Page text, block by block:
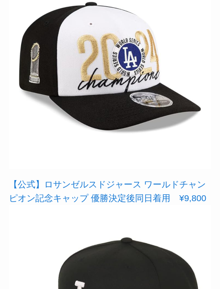
【公式】ロサンゼルスドジャース ワールドチャン
ピオン記念キャップ 優勝決定後同日着用 ¥9,800